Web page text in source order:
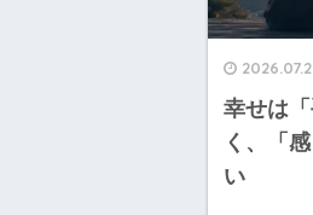
幸せは
く、「
い